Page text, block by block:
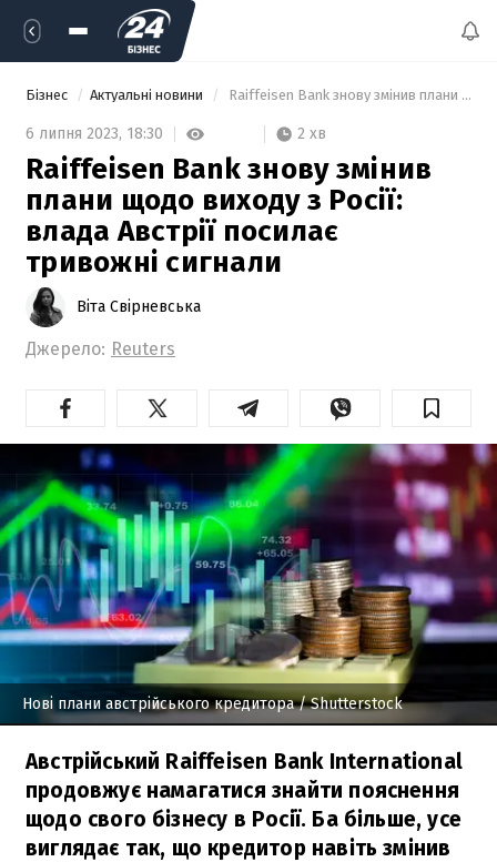
Бізнес Актуальні новини Raiffeisen Bank знову змінив плани щодо виходу з Росії: влада Австрії посилає тривожні сигнали
6 липня 2023, 18:30 2 хв
Raiffeisen Bank знову змінив
плани щодо виходу з Росії:
влада Австрії посилає
тривожні сигнали
Віта Свірневська
Джерело: Reuters
Нові плани австрійського кредитора/ Shutterstock
Австрійський Raiffeisen Bank International
продовжує намагатися знайти пояснення
щодо свого бізнесу в Росії. Ба більше, усе
виглядає так, що кредитор навіть змінив